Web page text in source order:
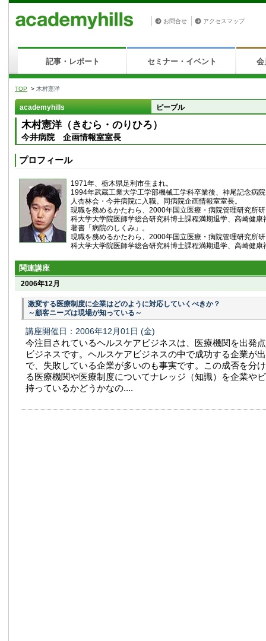
お問合せ アクセスマップ
記事・レポート セミナー・イベント 会
TOP > 木村憲洋
academyhills ピープル
木村憲洋（きむら・のりひろ）
今井病院 企画情報室室長
プロフィール
1971年、栃木県足利市生まれ。
1994年武蔵工業大学工学部機械工学科卒業後、神尾記念病
人杏林会・今井病院に入職。同病院企画情報室室長。
現職を務めるかたわら、2000年国立医療・病院管理研究所
科大学大学院医師学総合研究科博士課程満期退学、高崎健康
著書「病院のしくみ」。
現職を務めるかたわら、2000年国立医療・病院管理研究所
科大学大学院医師学総合研究科博士課程満期退学、高崎健康
関連講座
2006年12月
激変する医療制度に企業はどのように対応していくべきか？
～顧客ニーズは現場が知っている～
講座開催日：2006年12月01日 (金)
今注目されているヘルスケアビジネスは、医療機関を出発
ビジネスです。ヘルスケアビジネスの中で成功する企業が
で、失敗している企業が多いのも事実です。この成否を分
る医療機関や医療制度についてナレッジ（知識）を企業や
持っているかどうかなの....